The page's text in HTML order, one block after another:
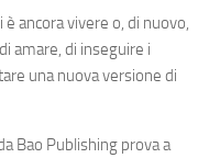
ancora vivere o, di nuovo,
amare, di inseguire i
una nuova versione di
Bao Publishing prova a